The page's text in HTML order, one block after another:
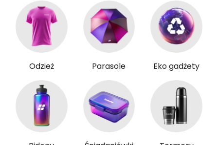
Odzież Parasole Eko gadżety